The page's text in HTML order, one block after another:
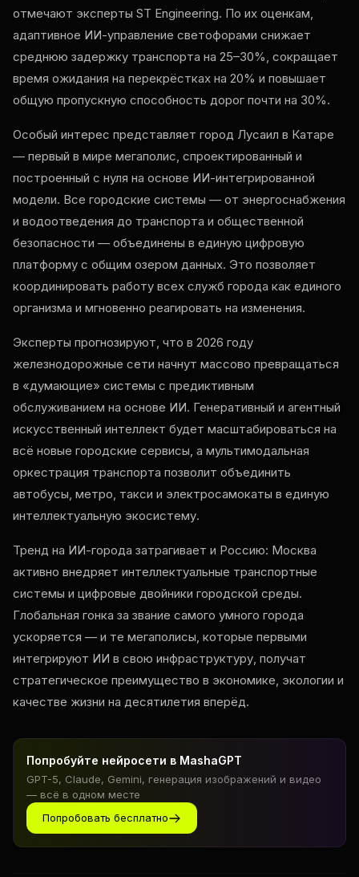
отмечают эксперты ST Engineering. По их оценкам,
адаптивное ИИ-управление светофорами снижает
среднюю задержку транспорта на 25–30%, сокращает
время ожидания на перекрёстках на 20% и повышает
общую пропускную способность дорог почти на 30%.
Особый интерес представляет город Лусаил в Катаре
— первый в мире мегаполис, спроектированный и
построенный с нуля на основе ИИ-интегрированной
модели. Все городские системы — от энергоснабжения
и водоотведения до транспорта и общественной
безопасности — объединены в единую цифровую
платформу с общим озером данных. Это позволяет
координировать работу всех служб города как единого
организма и мгновенно реагировать на изменения.
Эксперты прогнозируют, что в 2026 году
железнодорожные сети начнут массово превращаться
в «думающие» системы с предиктивным
обслуживанием на основе ИИ. Генеративный и агентный
искусственный интеллект будет масштабироваться на
всё новые городские сервисы, а мультимодальная
оркестрация транспорта позволит объединить
автобусы, метро, такси и электросамокаты в единую
интеллектуальную экосистему.
Тренд на ИИ-города затрагивает и Россию: Москва
активно внедряет интеллектуальные транспортные
системы и цифровые двойники городской среды.
Глобальная гонка за звание самого умного города
ускоряется — и те мегаполисы, которые первыми
интегрируют ИИ в свою инфраструктуру, получат
стратегическое преимущество в экономике, экологии и
качестве жизни на десятилетия вперёд.
Попробуйте нейросети в MashaGPT
GPT-5, Claude, Gemini, генерация изображений и видео
— всё в одном месте
Попробовать бесплатно